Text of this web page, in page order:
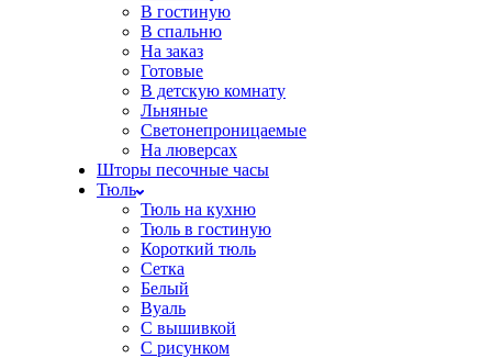
В гостиную
В спальню
На заказ
Готовые
В детскую комнату
Льняные
Светонепроницаемые
На люверсах
Шторы песочные часы
Тюль
Тюль на кухню
Тюль в гостиную
Короткий тюль
Сетка
Белый
Вуаль
С вышивкой
С рисунком